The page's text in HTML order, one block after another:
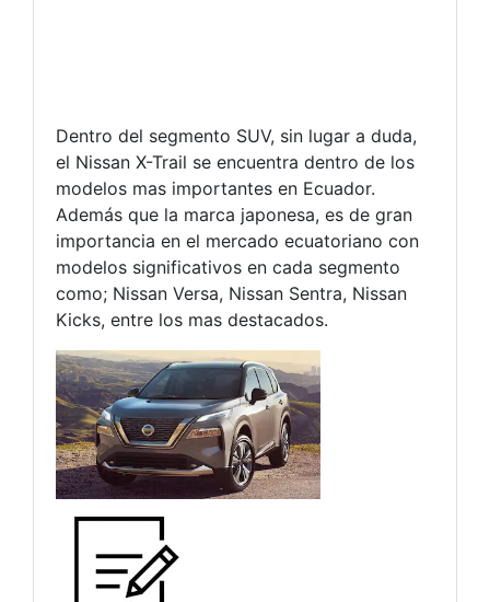
Dentro del segmento SUV, sin lugar a duda,
el Nissan X-Trail se encuentra dentro de los
modelos mas importantes en Ecuador.
Además que la marca japonesa, es de gran
importancia en el mercado ecuatoriano con
modelos significativos en cada segmento
como; Nissan Versa, Nissan Sentra, Nissan
Kicks, entre los mas destacados.